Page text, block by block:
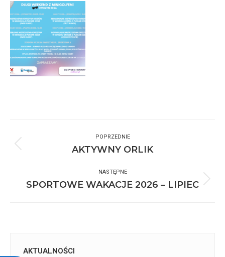
wpisów
POPRZEDNIE
Poprzedni
AKTYWNY ORLIK
NASTĘPNE
Następny
SPORTOWE WAKACJE 2026 – LIPIEC
AKTUALNOŚCI